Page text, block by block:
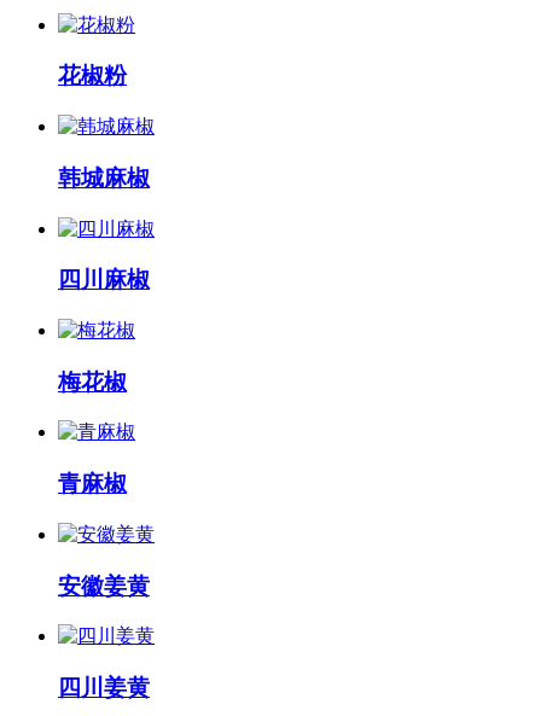
花椒粉
韩城麻椒
四川麻椒
梅花椒
青麻椒
安徽姜黄
四川姜黄